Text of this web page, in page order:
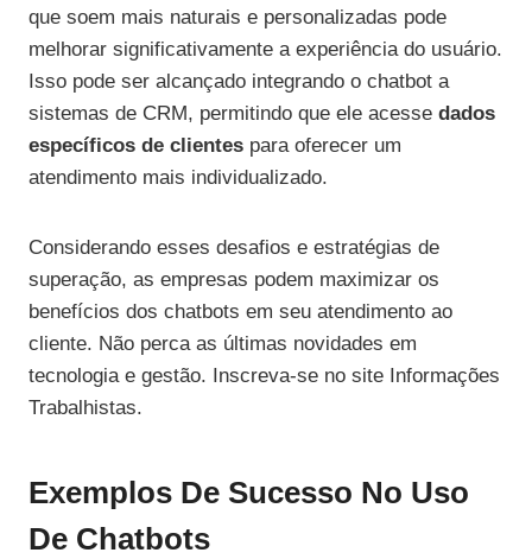
que soem mais naturais e personalizadas pode
melhorar significativamente a experiência do usuário.
Isso pode ser alcançado integrando o chatbot a
sistemas de CRM, permitindo que ele acesse dados
específicos de clientes para oferecer um
atendimento mais individualizado.
Considerando esses desafios e estratégias de
superação, as empresas podem maximizar os
benefícios dos chatbots em seu atendimento ao
cliente. Não perca as últimas novidades em
tecnologia e gestão. Inscreva-se no site Informações
Trabalhistas.
Exemplos De Sucesso No Uso
De Chatbots